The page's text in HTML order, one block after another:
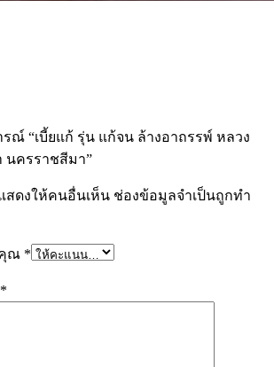
ณ์ “เบี้ยแก้ รุ่น แก้จน ล้างอาถรรพ์ หลวง
นครราชสีมา”
สดงให้คนอื่นเห็น ช่องข้อมูลจำเป็นถูกทำ
ณ *
*